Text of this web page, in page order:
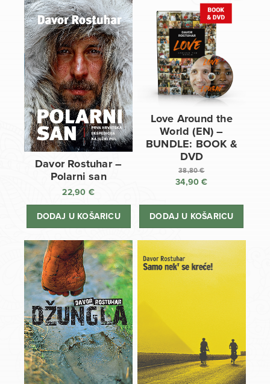
Davor Rostuhar –
Polarni san
22,90 €
DODAJ U KOŠARICU
Love Around the
World (EN) –
BUNDLE: BOOK &
DVD
38,80€
Izvorna
bila
34,90€
cijena
DODAJ U KOŠARICU